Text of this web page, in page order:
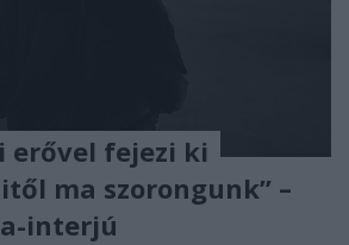
erővel fejezi ki
ma szorongunk” –
interjú